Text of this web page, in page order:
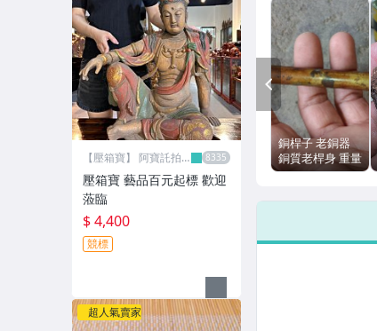
銅桿子 老銅器
銅質老桿身 重量
13.7g 單件
PREV
【壓箱寶】 阿寶託拍
壓箱寶 藝品百元起標 歡迎
蒞臨
$ 4,400
競標
超人氣賣家